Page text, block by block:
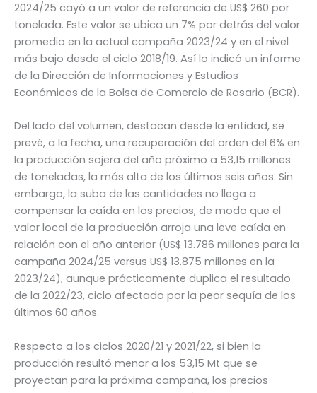
2024/25 cayó a un valor de referencia de US$ 260 por
tonelada. Este valor se ubica un 7% por detrás del valor
promedio en la actual campaña 2023/24 y en el nivel
más bajo desde el ciclo 2018/19. Así lo indicó un informe
de la Dirección de Informaciones y Estudios
Económicos de la Bolsa de Comercio de Rosario (BCR).
Del lado del volumen, destacan desde la entidad, se
prevé, a la fecha, una recuperación del orden del 6% en
la producción sojera del año próximo a 53,15 millones
de toneladas, la más alta de los últimos seis años. Sin
embargo, la suba de las cantidades no llega a
compensar la caída en los precios, de modo que el
valor local de la producción arroja una leve caída en
relación con el año anterior (US$ 13.786 millones para la
campaña 2024/25 versus US$ 13.875 millones en la
2023/24), aunque prácticamente duplica el resultado
de la 2022/23, ciclo afectado por la peor sequía de los
últimos 60 años.
Respecto a los ciclos 2020/21 y 2021/22, si bien la
producción resultó menor a los 53,15 Mt que se
proyectan para la próxima campaña, los precios